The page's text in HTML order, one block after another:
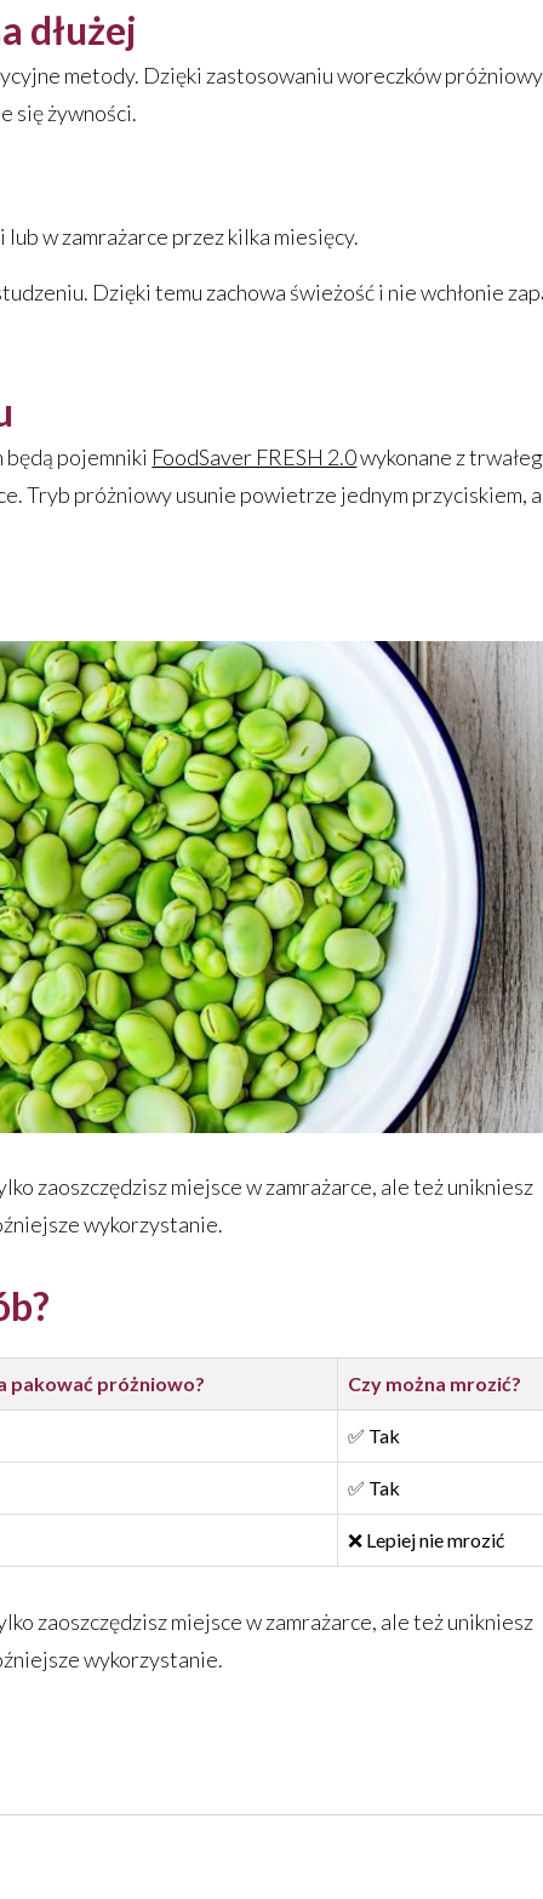
dłużej
metody. Dzięki zastosowaniu woreczków
się żywności.
w zamrażarce przez kilka miesięcy.
Dzięki temu zachowa świeżość i nie wchłonie
będą pojemniki FoodSaver FRESH 2.0wykonane z
Tryb próżniowy usunie powietrze jednym przyciskiem, a
zaoszczędzisz miejsce w zamrażarce, ale też unikniesz
wykorzystanie.
pakować próżniowo? Czy można mrozić?
✅ Tak
✅ Tak
❌ Lepiej nie mrozić
zaoszczędzisz miejsce w zamrażarce, ale też unikniesz
wykorzystanie.